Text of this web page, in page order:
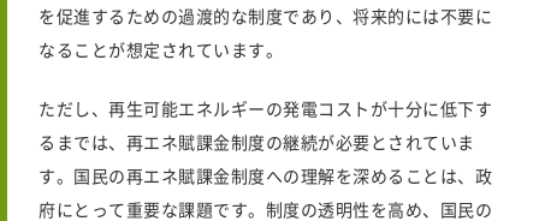
を促進するための過渡的な制度であり、将来的には不要に
なることが想定されています。
ただし、再生可能エネルギーの発電コストが十分に低下す
るまでは、再エネ賦課金制度の継続が必要とされていま
す。
国民の再エネ賦課金制度への理解を深めることは、
政
府にとって重要な課題です。制度の透明性を高め、国民の